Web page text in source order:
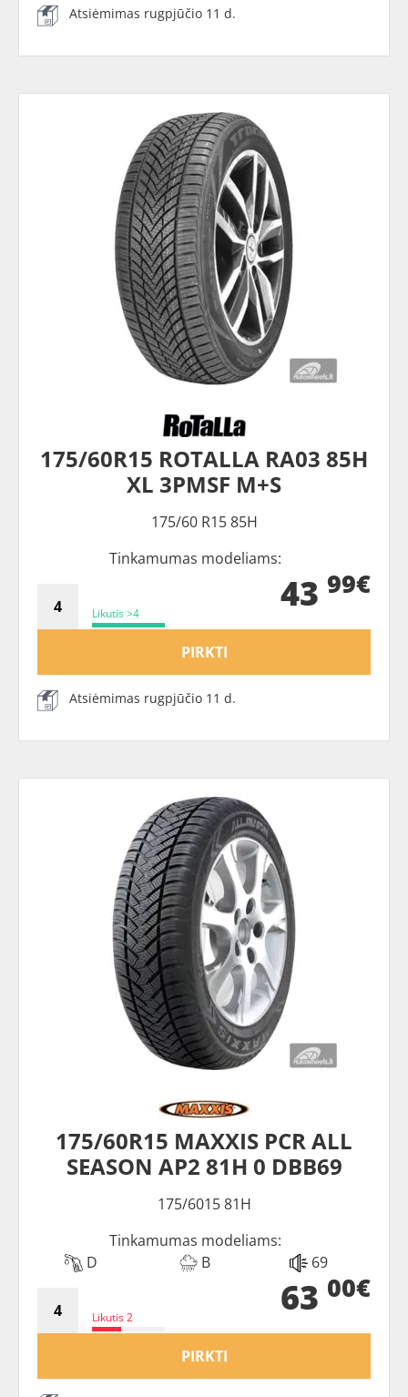
Atsiėmimas rugpjūčio 11 d.
175/60R15 ROTALLA RA03 85H
XL 3PMSF M+S
175/60 R15 85H
Tinkamumas modeliams:
Likutis >4 43 99€
PIRKTI
Atsiėmimas rugpjūčio 11 d.
175/60R15 MAXXIS PCR ALL
SEASON AP2 81H 0 DBB69
175/6015 81H
Tinkamumas modeliams:
D
B 69
Likutis 2 63 00€
PIRKTI